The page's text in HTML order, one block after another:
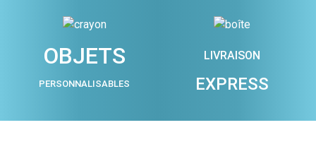
OBJETS
PERSONNALISABLES
LIVRAISON
EXPRESS